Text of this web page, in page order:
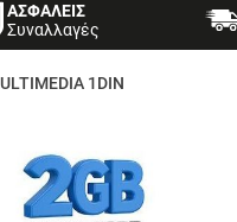
ΑΣΦΑΛΕΙΣ
Συναλλαγές
1DIN